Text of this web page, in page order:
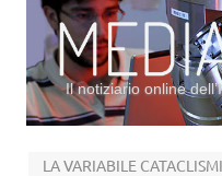
Il notiziario online